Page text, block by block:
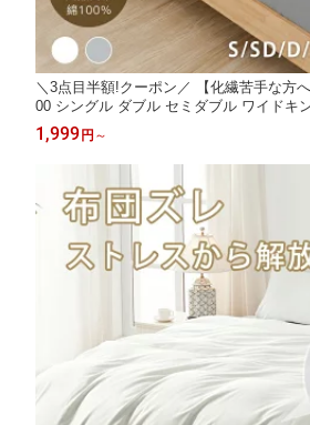
＼3点目半額!クーポン／ 【化繊苦手な方
00 シングル ダブル セミダブル ワイドキ
兼用 マットレスカバー シーツ ベッドカバ
ベットシーツ ボックスカバー クイーン キ
1,999 円 ～